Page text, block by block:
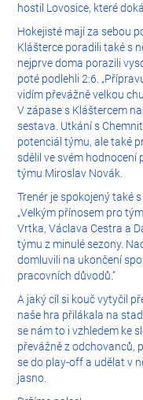
hostil Lovosice, které
Hokejisté mají za sebou
Klášterce poradili také s
nejprve doma porazili
poté podlehli 2:6.
vidím převážně velkou
V zápase s Kláštercem
sestava. Utkání s
potenciál týmu, ale také
sdělil ve svém
týmu Miroslav Novák.
Trenér je spokojený také
„Velkým přínosem pro
Vrtka, Václava Cestra a
týmu z minulé sezony.
domluvili na ukončení
pracovních důvodů.“
A jaký cíl si kouč vytyčil
naše hra přilákala na
se nám to i vzhledem ke
převážně z odchovanců,
se do play-off a udělat v
jasno.